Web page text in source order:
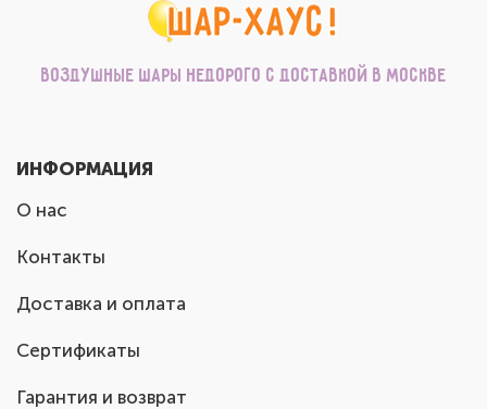
Воздушные шары недорого с доставкой в Москве
ИНФОРМАЦИЯ
О нас
Контакты
Доставка и оплата
Сертификаты
Гарантия и возврат